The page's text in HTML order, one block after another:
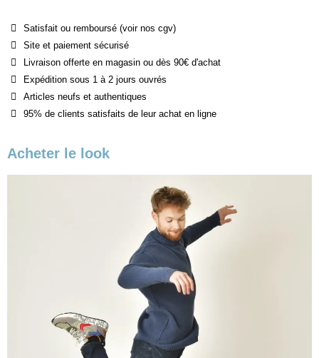
Satisfait ou remboursé (voir nos cgv)
Site et paiement sécurisé
Livraison offerte en magasin ou dès 90€ d'achat
Expédition sous 1 à 2 jours ouvrés
Articles neufs et authentiques
95% de clients satisfaits de leur achat en ligne
Acheter le look